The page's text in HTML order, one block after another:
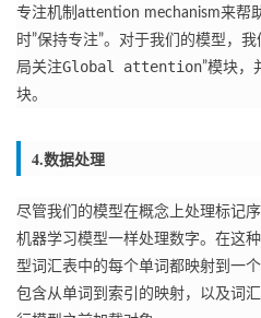
专注机制 attention mechanism来帮
时”保持专注”。 对于我们的模型，我
局关注Global attention”模块，
块。
4.数据处理
尽管我们的模型在概念上处理标记
机器学习模型一样处理数字。 在这
型词汇表中的每个单词都映射到一个
包含从单词到索引的映射，以及词汇